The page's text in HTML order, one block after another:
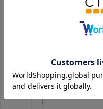
(EG)